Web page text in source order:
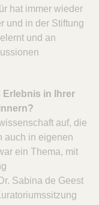
hat immer wieder
und in der Stiftung
und an
Erlebnis in Ihrer
auf, die
auch in eigenen
ein Thema, mit
Sabina de Geest